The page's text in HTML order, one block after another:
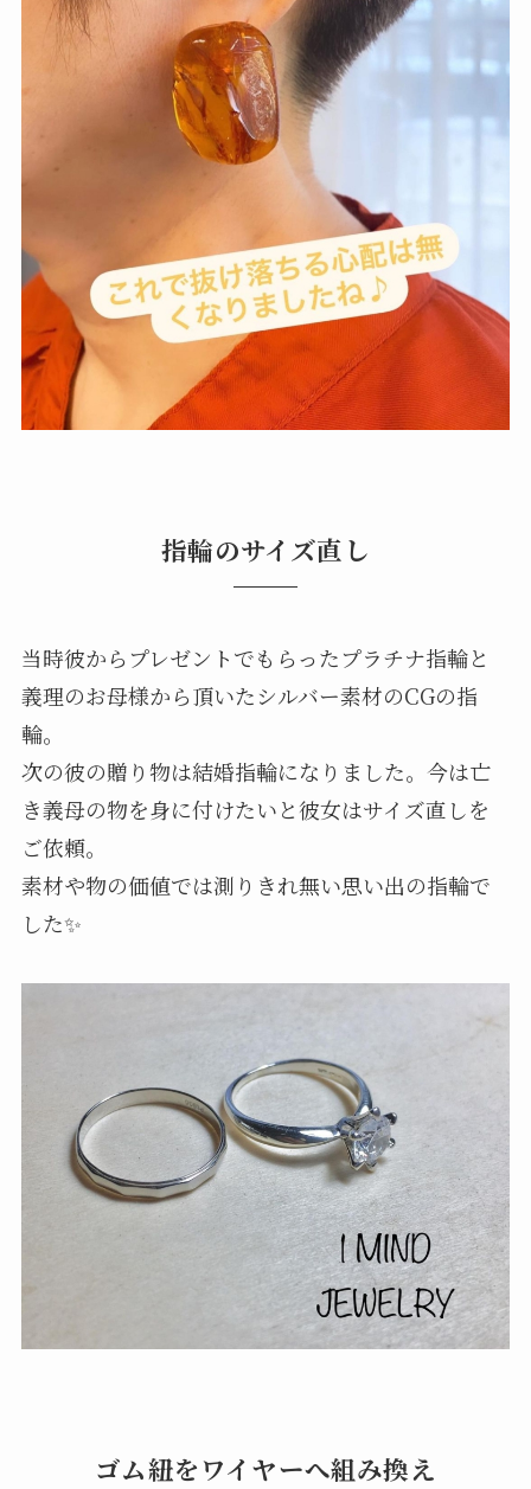
指輪のサイズ直し
当時彼からプレゼントでもらったプラチナ指輪と
義理のお母様から頂いたシルバー素材のCGの指
輪。
次の彼の贈り物は結婚指輪になりました。今は亡
き義母の物を身に付けたいと彼女はサイズ直しを
ご依頼。
素材や物の価値では測りきれ無い思い出の指輪で
した✨
ゴム紐をワイヤーへ組み換え